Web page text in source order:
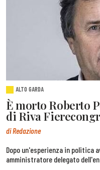
ALTO GARDA
È morto Roberto
di Riva
di Redazione
Dopo un'esperienza in politica
amministratore delegato